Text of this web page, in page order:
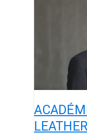
STRATEGIC
MANAGEMENT